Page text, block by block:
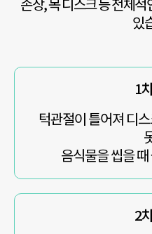
있
1
턱관절이 틀어져 디
음식물을 씹을
2